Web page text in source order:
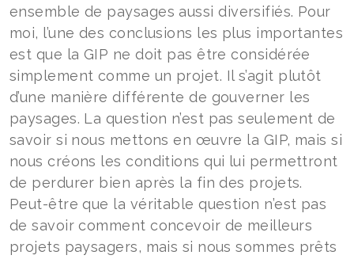
ensemble de paysages aussi diversifiés. Pour
moi, l’une des conclusions les plus importantes
est que la GIP ne doit pas être considérée
simplement comme un projet. Il s’agit plutôt
d’une manière différente de gouverner les
paysages. La question n’est pas seulement de
savoir si nous mettons en œuvre la GIP, mais si
nous créons les conditions qui lui permettront
de perdurer bien après la fin des projets.
Peut-être que la véritable question n’est pas
de savoir comment concevoir de meilleurs
projets paysagers, mais si nous sommes prêts